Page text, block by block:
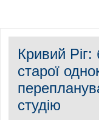
Кривий
старої
студію